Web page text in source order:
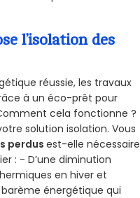
l’isolation des
réussie, les travaux
à un éco-prêt pour
cela fonctionne ?
solution isolation. Vous
perdusest-elle nécessaire
: - D’une diminution
en hiver et
énergétique qui